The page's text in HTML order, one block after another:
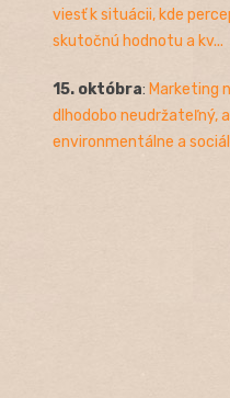
viesť k situácii, kde
skutočnú hodnotu a kv...
15. októbra: Marketing
dlhodobo neudržateľný,
environmentálne a